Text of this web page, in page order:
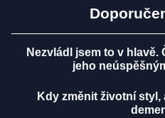
Nezvládl jsem to v hlavě.
jeho
Kdy změnit životní